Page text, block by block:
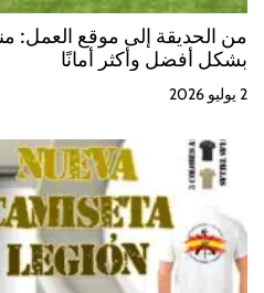
من الحديقة إلى موقع العمل:
بشكل أفضل وأكثر أمانًا
2 يوليو 2026